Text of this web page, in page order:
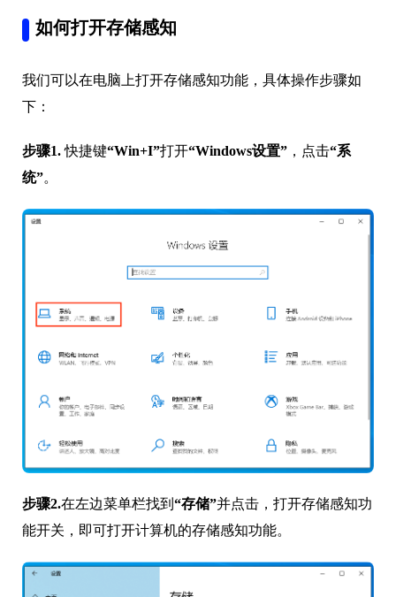
如何打开存储感知
我们可以在电脑上打开存储感知功能，具体操作步骤如
下：
步骤1.快捷键“Win+I”打开“Windows设置” ，点击“系
统”。
步骤2.在左边菜单栏找到 “存储”并点击，打开存储感知功
能开关，即可打开计算机的存储感知功能。